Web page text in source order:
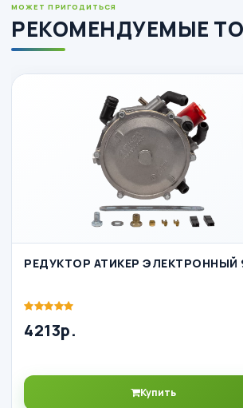
МОЖЕТ ПРИГОДИТЬСЯ
РЕКОМЕНДУЕМЫЕ
РЕДУКТОР АТИКЕР ЭЛЕКТРОННЫЙ
4213р.
Купить